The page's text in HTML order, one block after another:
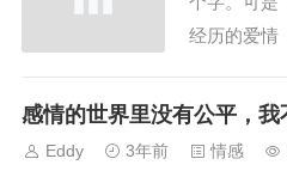
经历的爱情
的气，有些
感情的世界里没有公平，我
Eddy 3年前 情感